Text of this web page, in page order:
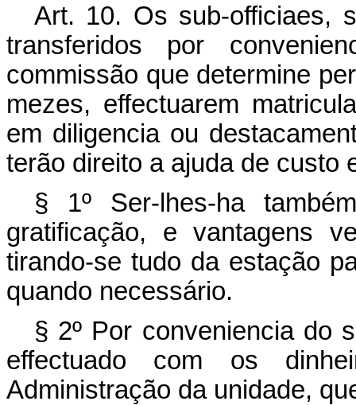
Art. 10. Os sub-officiaes,
transferidos por
commissão que determine
mezes, effectuarem
em diligencia ou
terão direito a ajuda de custo
§ 1º Ser-lhes-ha
gratificação, e vantagens
tirando-se tudo da estação
quando necessário.
§ 2º Por conveniencia do
effectuado com os
Administração da unidade,